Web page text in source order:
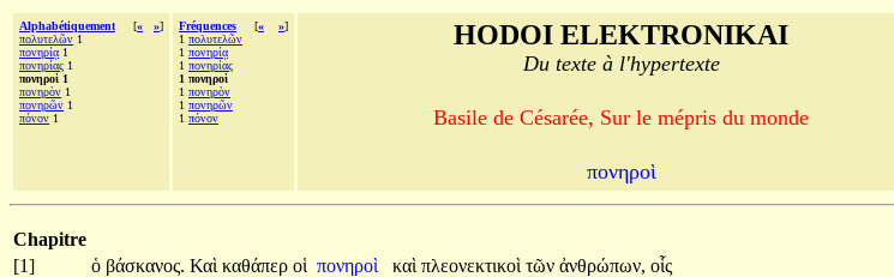
Alphabétiquement [« »]
πολυτελῶν 1
πονηρίᾳ 1
πονηρίας 1
πονηροὶ 1
πονηρὸν 1
πονηρῶν 1
πόνον 1
Fréquences [« »]
1 πολυτελῶν
1 πονηρίᾳ
1 πονηρίας
1 πονηροὶ
1 πονηρὸν
1 πονηρῶν
1 πόνον
HODOI ELEKTRONIKAI
Du texte à l'hypertexte
Basile de Césarée, Sur le mépris du monde
πονηροὶ
Chapitre
[1]
ὁ βάσκανος. Καὶ καθάπερ οἱ πονηροὶ καὶ πλεονεκτικοὶ τῶν ἀνθρώπων, οἷς